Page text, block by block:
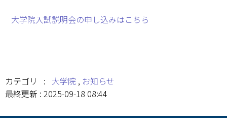
特別支援教育研究センター
大学院入試説明会の申し込みはこちら
カテゴリ : 大学院 , お知らせ
最終更新 : 2025-09-18 08:44